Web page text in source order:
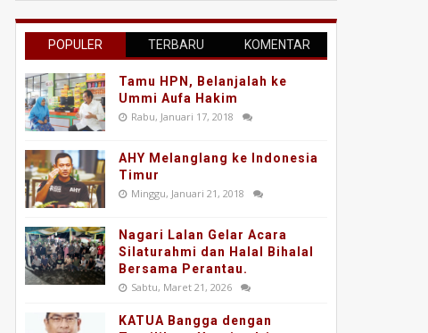
POPULER TERBARU KOMENTAR
Tamu HPN, Belanjalah ke
Ummi Aufa Hakim
Rabu, Januari 17, 2018
AHY Melanglang ke Indonesia
Timur
Minggu, Januari 21, 2018
Nagari Lalan Gelar Acara
Silaturahmi dan Halal Bihalal
Bersama Perantau.
Sabtu, Maret 21, 2026
KATUA Bangga dengan